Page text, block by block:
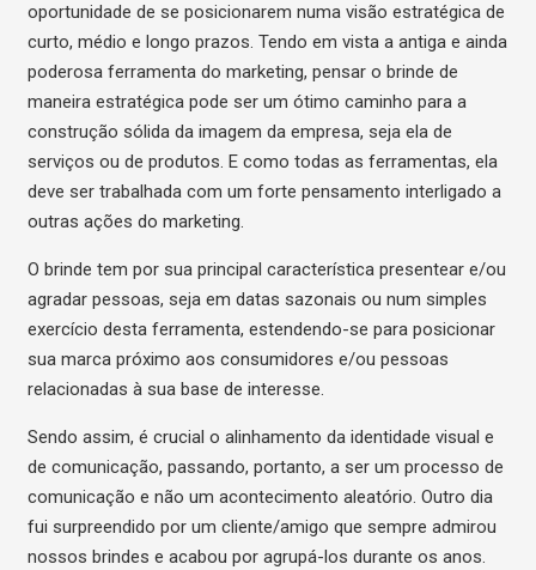
oportunidade de se posicionarem numa visão estratégica de
curto, médio e longo prazos. Tendo em vista a antiga e ainda
poderosa ferramenta do marketing, pensar o brinde de
maneira estratégica pode ser um ótimo caminho para a
construção sólida da imagem da empresa, seja ela de
serviços ou de produtos. E como todas as ferramentas, ela
deve ser trabalhada com um forte pensamento interligado a
outras ações do marketing.
O brinde tem por sua principal característica presentear e/ou
agradar pessoas, seja em datas sazonais ou num simples
exercício desta ferramenta, estendendo-se para posicionar
sua marca próximo aos consumidores e/ou pessoas
relacionadas à sua base de interesse.
Sendo assim, é crucial o alinhamento da identidade visual e
de comunicação, passando, portanto, a ser um processo de
comunicação e não um acontecimento aleatório. Outro dia
fui surpreendido por um cliente/amigo que sempre admirou
nossos brindes e acabou por agrupá-los durante os anos.